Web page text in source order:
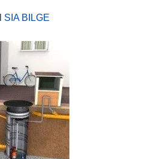
SIA BILGE